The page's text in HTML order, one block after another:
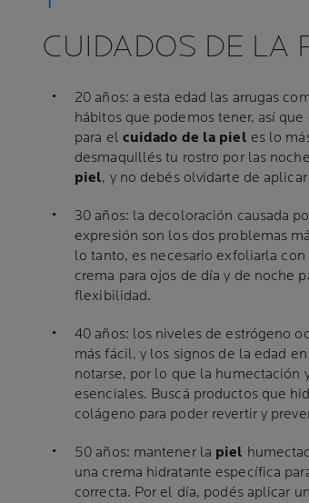
CUIDADOS DE LA
20 años: a esta edad las arrugas
hábitos que podemos tener, así
para el cuidado de la piel es lo
desmaquillés tu rostro por las
piel, y no debés olvidarte de
30 años: la decoloración causada
expresión son los dos problemas
lo tanto, es necesario exfoliarla
crema para ojos de día y de noche
flexibilidad.
40 años: los niveles de estrógeno
más fácil, y los signos de la edad
notarse, por lo que la humectación
esenciales. Buscá productos que
colágeno para poder revertir y
50 años: mantener la piel
una crema hidratante específica
correcta. Por el día, podés aplicar